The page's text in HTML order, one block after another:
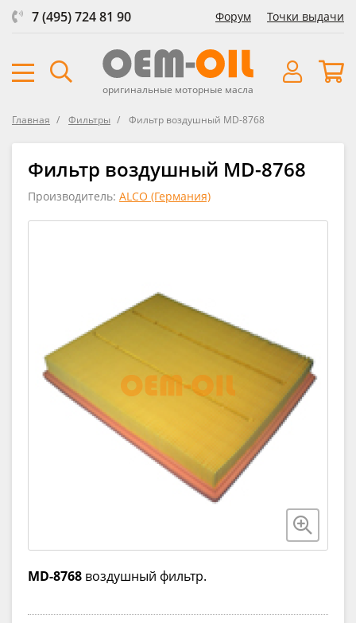
7 (495) 724 81 90 Форум Точки выдачи
оригинальные моторные масла
Главная Фильтры Фильтр воздушный MD-8768
Фильтр воздушный MD-8768
Производитель: ALCO (Германия)
MD-8768 воздушный фильтр.